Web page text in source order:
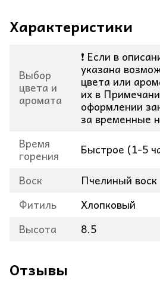
Характеристики
Выбор
цвета и
аромата
❗ Если в
указана
цвета или
их в
оформлении
за временные
Время
горения
Быстрое (1-5
Воск
Пчелиный воск
Фитиль
Хлопковый
Высота
8.5
Отзывы